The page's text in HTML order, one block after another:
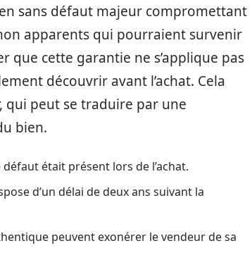
sans défaut majeur compromettant
apparents qui pourraient survenir
que cette garantie ne s’applique pas
découvrir avant l’achat. Cela
qui peut se traduire par une
bien.
était présent lors de l’achat.
d’un délai de deux ans suivant la
peuvent exonérer le vendeur de sa